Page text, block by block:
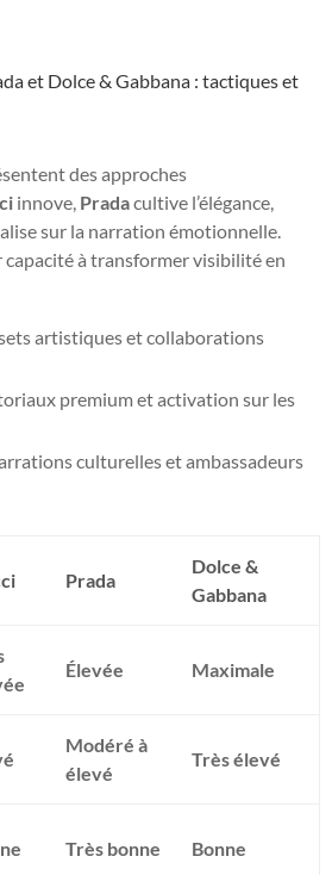
et Dolce & Gabbana : tactiques et
des approches
innove, Pradacultive l’élégance,
sur la narration émotionnelle.
capacité à transformer visibilité en
artistiques et collaborations
premium et activation sur les
culturelles et ambassadeurs
Prada
Dolce &
Gabbana
Élevée Maximale
Modéré à
élevé
Très élevé
Très bonne Bonne